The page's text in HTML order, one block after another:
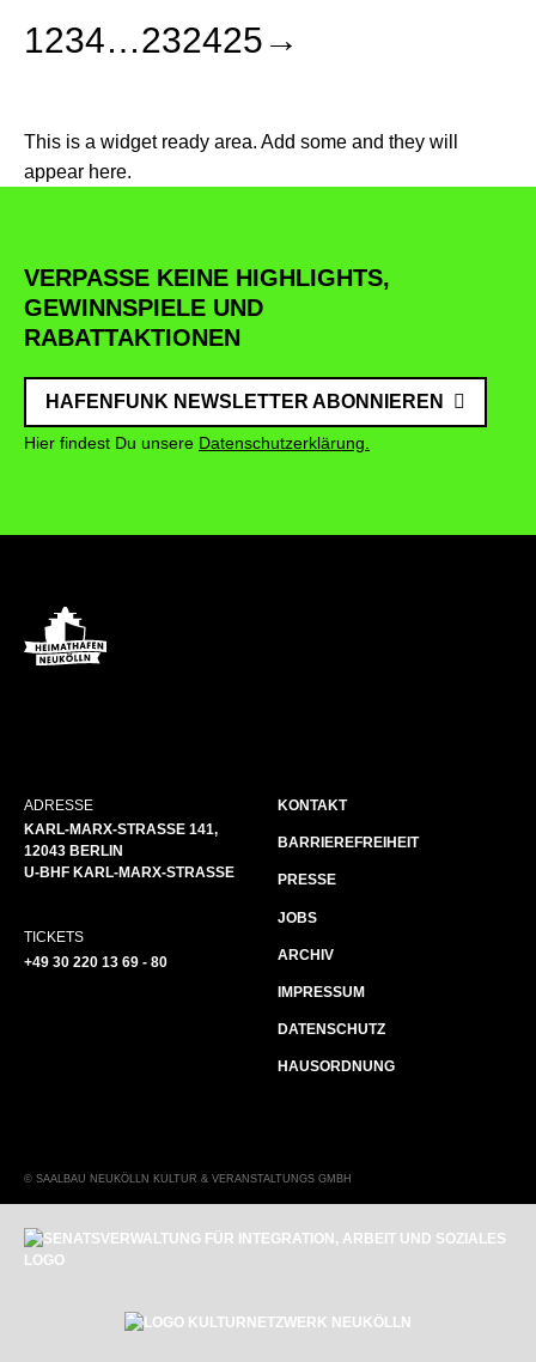
1234…232425 →
This is a widget ready area. Add some and they will
appear here.
VERPASSE KEINE HIGHLIGHTS,
GEWINNSPIELE UND
RABATTAKTIONEN
HAFENFUNK NEWSLETTER ABONNIEREN
Hier findest Du unsere Datenschutzerklärung.
ADRESSE
KARL-MARX-STRASSE 141, 1
2043 BERLIN
U-BHF KARL-MARX-STRASSE
TICKETS
+49 30 220 13 69 - 80
KONTAKT
BARRIEREFREIHEIT
PRESSE
JOBS
ARCHIV
IMPRESSUM
DATENSCHUTZ
HAUSORDNUNG
© SAALBAU NEUKÖLLN KULTUR & VERANSTALTUNGS GMBH